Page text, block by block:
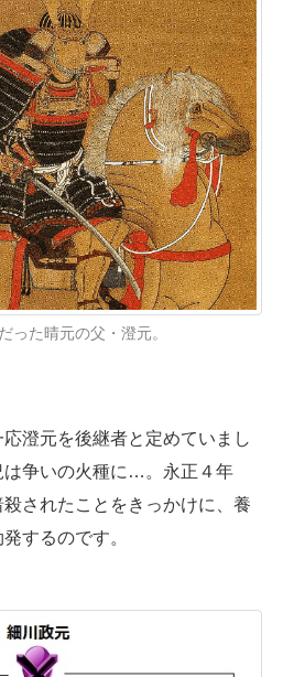
った晴元の父・澄元。
澄元を後継者と定めていまし
は争いの火種に…。永正４年
殺されたことをきっかけに、養
するのです。